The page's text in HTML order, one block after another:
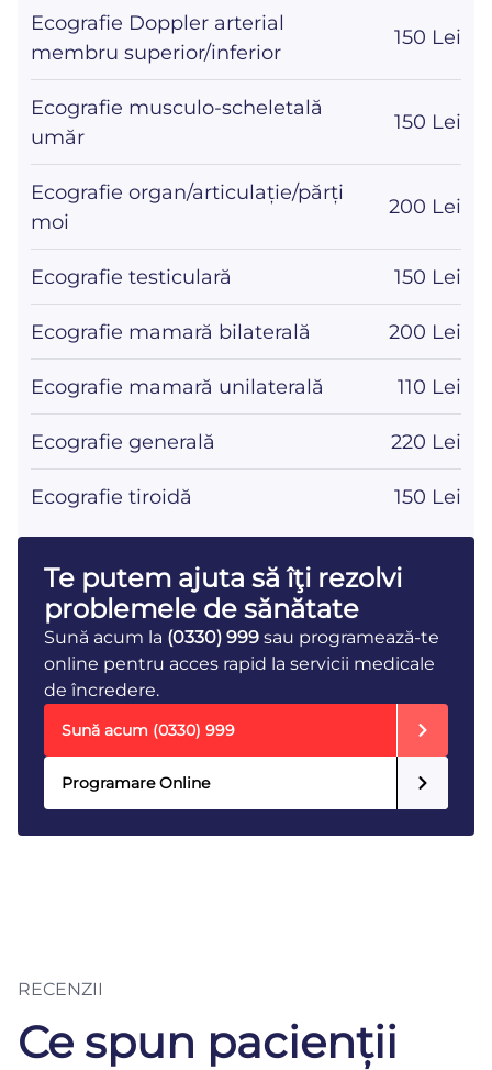
Ecografie Doppler arterial
membru superior/inferior
150 Lei
Ecografie musculo-scheletală
umăr
150 Lei
Ecografie organ/articulație/părți
moi
200 Lei
Ecografie testiculară 150 Lei
Ecografie mamară bilaterală 200 Lei
Ecografie mamară unilaterală 110 Lei
Ecografie generală 220 Lei
Ecografie tiroidă 150 Lei
Te putem ajuta să îţi rezolvi
problemele de sănătate
Sună acum la (0330) 999 sau programează-te
online pentru acces rapid la servicii medicale
de încredere.
Sună acum (0330) 999
Programare Online
RECENZII
Ce spun pacienții